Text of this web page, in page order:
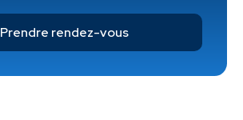
Prendre rendez-vous